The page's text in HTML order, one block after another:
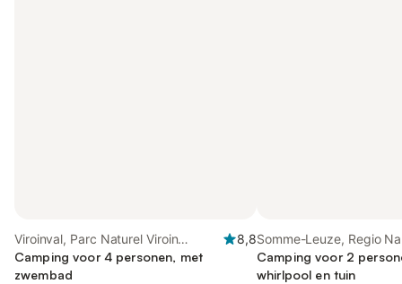
Viroinval, Parc Naturel Viroin
Hermeton
8,8
Camping voor 4 personen, met
zwembad
Somme-Leuze, Regio
Camping voor 2
whirlpool en tuin